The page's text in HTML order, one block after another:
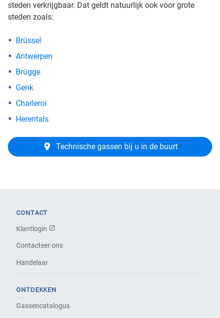
steden verkrijgbaar. Dat geldt natuurlijk ook voor grote
steden zoals:
Brüssel
Antwerpen
Brügge
Genk
Charleroi
Herentals
Technische gassen bij u in de buurt
CONTACT
Klantlogin
Contacteer ons
Handelaar
ONTDEKKEN
Gassencatalogus